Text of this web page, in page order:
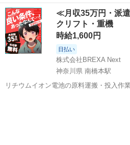
3~4枚目: フレークシール 2種類 すべて被りなしです。 猫好きさんの
ためのシールセットです。 OPP袋に入れ
栃木 小山市 小山駅 ラッピン
≪月収35万円・派
クリフト・重機
時給1,600円
日払い
株式会社BREXA Next
神奈川県 南橋本駅
リチウムイオン電池の原料運搬・投入作